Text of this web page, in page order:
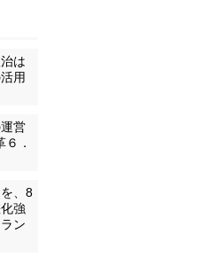
は
用
営
．
、8
強
ン